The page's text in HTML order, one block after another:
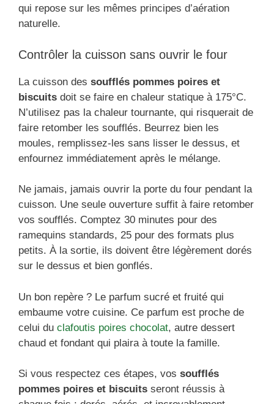
qui repose sur les mêmes principes d’aération
naturelle.
Contrôler la cuisson sans ouvrir le four
La cuisson des soufflés pommes poires et
biscuits doit se faire en chaleur statique à 175°C.
N’utilisez pas la chaleur tournante, qui risquerait de
faire retomber les soufflés. Beurrez bien les
moules, remplissez-les sans lisser le dessus, et
enfournez immédiatement après le mélange.
Ne jamais, jamais ouvrir la porte du four pendant la
cuisson. Une seule ouverture suffit à faire retomber
vos soufflés. Comptez 30 minutes pour des
ramequins standards, 25 pour des formats plus
petits. À la sortie, ils doivent être légèrement dorés
sur le dessus et bien gonflés.
Un bon repère ? Le parfum sucré et fruité qui
embaume votre cuisine. Ce parfum est proche de
celui du clafoutis poires chocolat, autre dessert
chaud et fondant qui plaira à toute la famille.
Si vous respectez ces étapes, vos soufflés
pommes poires et biscuits seront réussis à